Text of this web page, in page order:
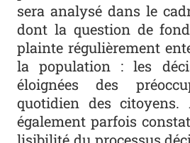
sera analysé dans le
dont la question de
plainte régulièrement
la population : les
éloignées des
quotidien des
également parfois